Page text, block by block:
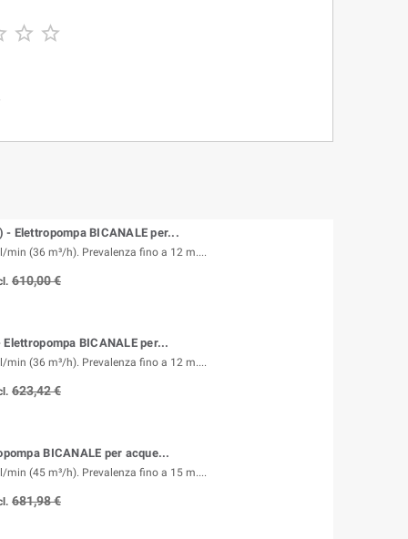
 
- Elettropompa BICANALE per...
(36 m³/h). Prevalenza fino a 12 m....
610,00 €
BICANALE per...
(36 m³/h). Prevalenza fino a 12 m....
623,42 €
BICANALE per acque...
(45 m³/h). Prevalenza fino a 15 m....
681,98 €